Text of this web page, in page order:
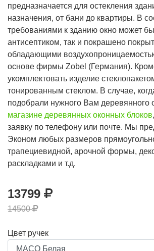
предназначается для остекления
назначения, от бани до квартиры. В
требованиями к зданию окно может
антисептиком, так и покрашено
обладающими
основе фирмы Zobel (Германия).
укомплектовать изделие
тонированным стеклом. В случае,
подобрали нужного Вам деревянного
магазине деревянных оконных блоков
заявку по телефону или почте. Мы
Эконом любых размеров
трапециевидной, арочной формы,
раскладками и т.д.
13799
14500
Цвет ручек